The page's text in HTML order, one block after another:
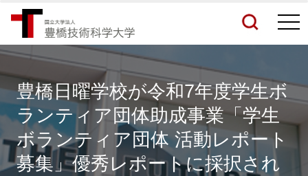
検索結果をもっと見る
関連サイトすべてを検索する
豊橋日曜学校が令和7年度学生ボ
ランティア団体助成事業「学生
ボランティア団体 活動レポート
募集」優秀レポートに採択され